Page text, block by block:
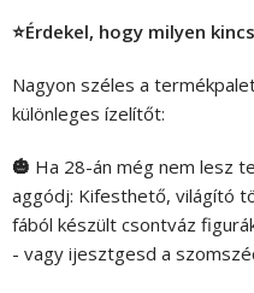
⭐Érdekel, hogy milyen
Nagyon széles a
különleges ízelítőt:
🎃 Ha 28-án még nem lesz
aggódj: Kifesthető, világító
fából készült csontváz
- vagy ijesztgesd a